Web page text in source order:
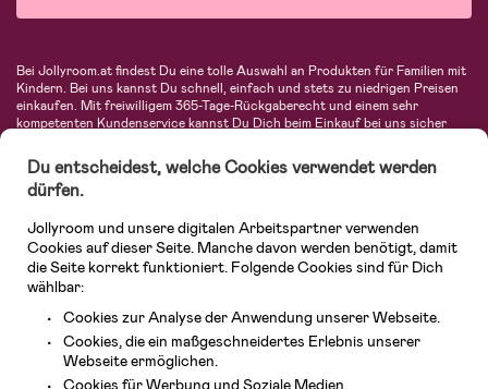
Bei Jollyroom.at findest Du eine tolle Auswahl an Produkten für Familien mit
Kindern. Bei uns kannst Du schnell, einfach und stets zu niedrigen Preisen
einkaufen. Mit freiwilligem 365-Tage-Rückgaberecht und einem sehr
kompetenten Kundenservice kannst Du Dich beim Einkauf bei uns sicher
Autositze, Kinder- und Babymode, Produkte für Mütter und eine Menge
fantastischer Einrichtungsgegenstände, Spielsachen, Babyprodukte und
vieles mehr. Wir haben Produkte von bekannten Herstellern wie Britax, Maxi-
Avent, Jack Wolfskin, Cybex, LEGO und vielen mehr. Schau Dich um in
unserem vielfältigen Onlineshop für Kinder & Babys. Willkommen!
Du entscheidest, welche Cookies verwendet werden
dürfen.
Jollyroom und unsere digitalen Arbeitspartner verwenden
Cookies auf dieser Seite. Manche davon werden benötigt, damit
die Seite korrekt funktioniert. Folgende Cookies sind für Dich
wählbar:
Cookies zur Analyse der Anwendung unserer Webseite.
Cookies, die ein maßgeschneidertes Erlebnis unserer
Webseite ermöglichen.
Cookies für Werbung und Soziale Medien.